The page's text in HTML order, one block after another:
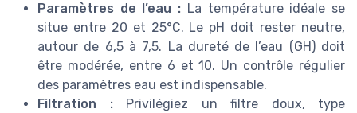
Paramètres de l’eau : La température idéale se
situe entre 20 et 25°C. Le pH doit rester neutre,
autour de 6,5 à 7,5. La dureté de l’eau (GH) doit
être modérée, entre 6 et 10. Un contrôle régulier
des paramètres eau est indispensable.
Filtration :Privilégiez un filtre doux, type